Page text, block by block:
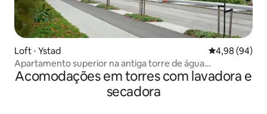
Loft ⋅ Ystad 4,98 de uma
4,98 (94)
Apartamento superior na antiga torre de água
"Nappflaskan"
Acomodações em torres com lavadora e
secadora